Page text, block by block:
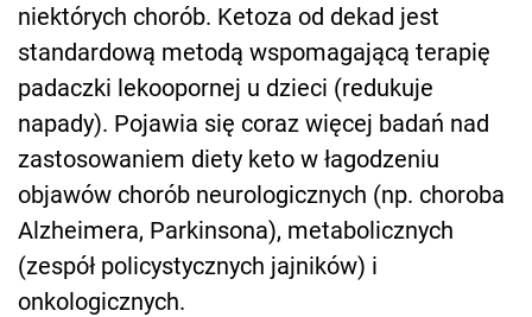
niektórych chorób. Ketoza od dekad jest
standardową metodą wspomagającą terapię
padaczki lekoopornej u dzieci (redukuje
napady). Pojawia się coraz więcej badań nad
zastosowaniem diety keto w łagodzeniu
objawów chorób neurologicznych (np. choroba
Alzheimera, Parkinsona), metabolicznych
(zespół policystycznych jajników) i
onkologicznych.